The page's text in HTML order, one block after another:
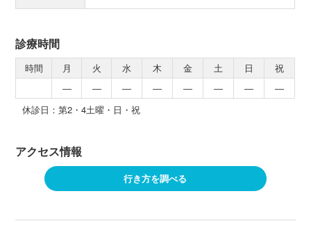
診療時間
時間 月 火 水 木 金 土 日
祝
―
― ― ― ― ― ―
―
休診日：第2・4土曜・日・祝
アクセス情報
行き方を調べる